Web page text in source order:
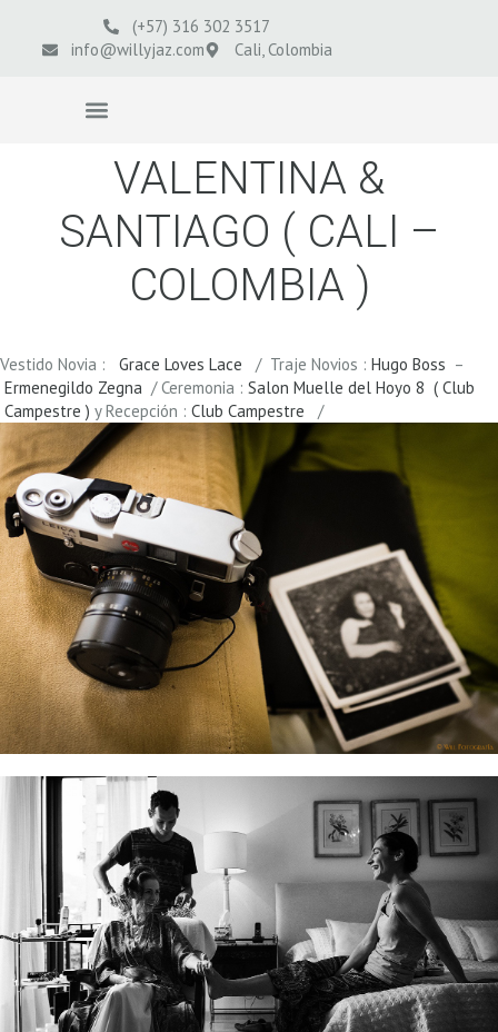
(+57) 316 302 3517
info@willyjaz.com
Cali, Colombia
VALENTINA &
SANTIAGO ( CALI –
COLOMBIA )
Vestido Novia : Grace Loves Lace / Traje Novios : Hugo Boss –
Ermenegildo Zegna / Ceremonia : Salon Muelle del Hoyo 8 ( Club
Campestre ) y Recepción : Club Campestre /